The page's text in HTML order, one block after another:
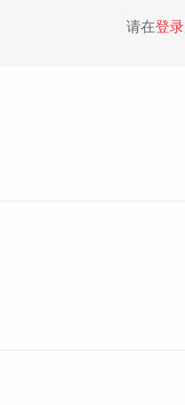
请在登录